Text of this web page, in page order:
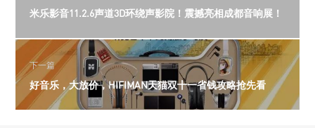
米乐影音11.2.6声道3D环绕声影院！震撼亮相成都音响展！
下一篇
好音乐，大放价，HIFIMAN天猫双十一省钱攻略抢先看